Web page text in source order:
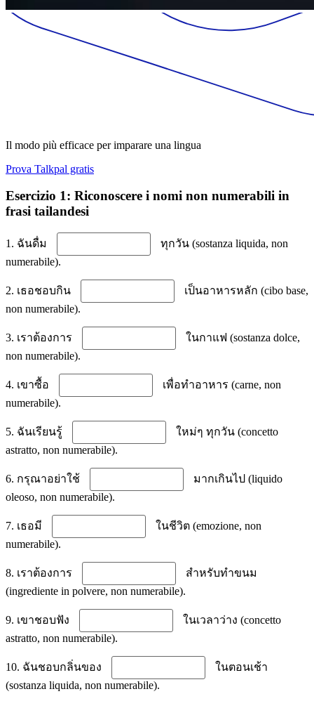
Il modo più efficace per imparare una lingua
Prova Talkpal gratis
Esercizio 1: Riconoscere i nomi non numerabili in
frasi tailandesi
1. ฉันดื่ม
ทุกวัน (sostanza liquida, non
numerabile).
2. เธอชอบกิน
เป็นอาหารหลัก (cibo base,
non numerabile).
3. เราต้องการ
ในกาแฟ (sostanza dolce,
non numerabile).
4. เขาซื้อ
เพื่อทำอาหาร (carne, non
numerabile).
5. ฉันเรียนรู้
ใหม่ๆ ทุกวัน (concetto
astratto, non numerabile).
6. กรุณาอย่าใช้
มากเกินไป (liquido
oleoso, non numerabile).
7. เธอมี
ในชีวิต (emozione, non
numerabile).
8. เราต้องการ
สำหรับทำขนม
(ingrediente in polvere, non numerabile).
9. เขาชอบฟัง
ในเวลาว่าง (concetto
astratto, non numerabile).
10. ฉันชอบกลิ่นของ
ในตอนเช้า
(sostanza liquida, non numerabile).